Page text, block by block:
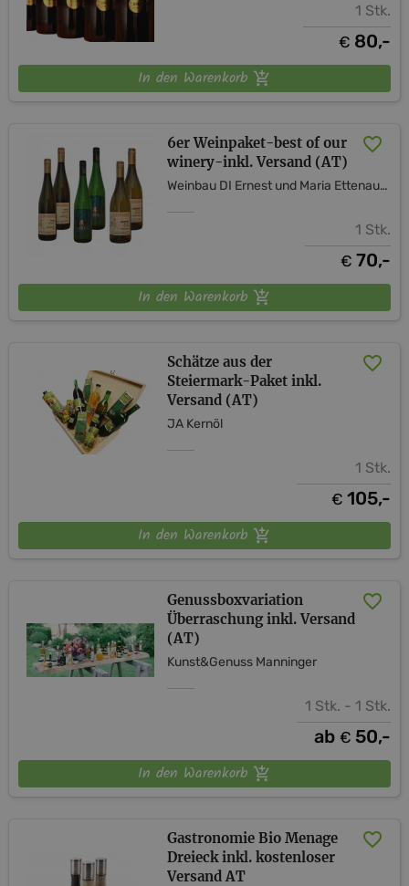
1 Stk.
€ 80,-
In den Warenkorb
6er Weinpaket-best of our
winery-inkl. Versand (AT)
Weinbau DI Ernest und Maria Ettenauer
1 Stk.
€ 70,-
In den Warenkorb
Schätze aus der
Steiermark-Paket inkl.
Versand (AT)
JA Kernöl
1 Stk.
€ 105,-
In den Warenkorb
Genussboxvariation
Überraschung inkl. Versand
(AT)
Kunst&Genuss Manninger
1 Stk. - 1 Stk.
ab € 50,-
In den Warenkorb
Gastronomie Bio Menage
Dreieck inkl. kostenloser
Versand AT